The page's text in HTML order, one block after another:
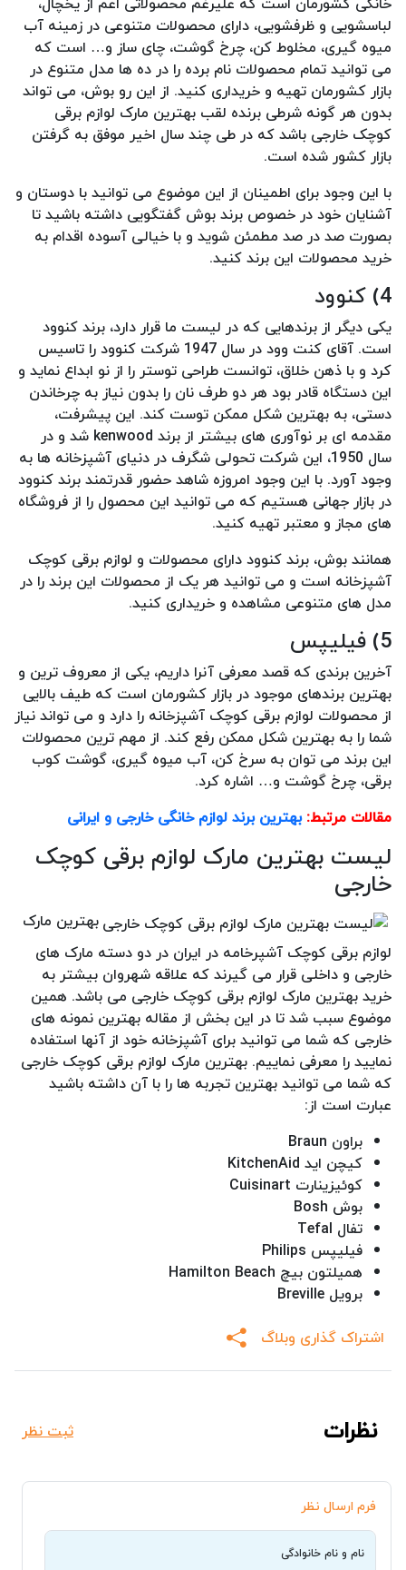
لباسشویی و ظرفشویی، دارای محصولات متنوعی در زمینه آب
میوه گیری، مخلوط کن، چرخ گوشت، چای ساز و… است که
می توانید تمام محصولات نام برده را در ده ها مدل متنوع در
بازار کشورمان تهیه و خریداری کنید. از این رو بوش، می تواند
بدون هر گونه شرطی برنده لقب بهترین مارک لوازم برقی
کوچک خارجی باشد که در طی چند سال اخیر موفق به گرفتن
بازار کشور شده است.
با این وجود برای اطمینان از این موضوع می توانید با دوستان و
آشنایان خود در خصوص برند بوش گفتگویی داشته باشید تا
بصورت صد در صد مطمئن شوید و با خیالی آسوده اقدام به
خرید محصولات این برند کنید.
4) کنوود
یکی دیگر از برندهایی که در لیست ما قرار دارد، برند کنوود
است. آقای کنت وود در سال 1947 شرکت کنوود را تاسیس
کرد و با ذهن خلاق، توانست طراحی توستر را از نو ابداع نماید و
این دستگاه قادر بود هر دو طرف نان را بدون نیاز به چرخاندن
دستی، به بهترین شکل ممکن توست کند. این پیشرفت،
مقدمه ای بر نوآوری های بیشتر از برند kenwood شد و در
سال 1950، این شرکت تحولی شگرف در دنیای آشپزخانه ها به
وجود آورد. با این وجود امروزه شاهد حضور قدرتمند برند کنوود
در بازار جهانی هستیم که می توانید این محصول را از فروشگاه
های مجاز و معتبر تهیه کنید.
همانند بوش، برند کنوود دارای محصولات و لوازم برقی کوچک
آشپزخانه است و می توانید هر یک از محصولات این برند را در
مدل های متنوعی مشاهده و خریداری کنید.
5) فیلیپس
آخرین برندی که قصد معرفی آنرا داریم، یکی از معروف ترین و
بهترین برندهای موجود در بازار کشورمان است که طیف بالایی
از محصولات لوازم برقی کوچک آشپزخانه را دارد و می تواند نیاز
شما را به بهترین شکل ممکن رفع کند. از مهم ترین محصولات
این برند می توان به سرخ کن، آب میوه گیری، گوشت کوب
برقی، چرخ گوشت و… اشاره کرد.
مقالات مرتبط: بهترین برند لوازم خانگی خارجی و ایرانی
لیست بهترین مارک لوازم برقی کوچک
خارجی
بهترین مارک
لوازم برقی کوچک آشپرخامه در ایران در دو دسته مارک های
خارجی و داخلی قرار می گیرند که علاقه شهروان بیشتر به
خرید بهترین مارک لوازم برقی کوچک خارجی می باشد. همین
موضوع سبب شد تا در این بخش از مقاله بهترین نمونه های
خارجی که شما می توانید برای آشپزخانه خود از آنها استفاده
نمایید را معرفی نماییم. بهترین مارک لوازم برقی کوچک خارجی
که شما می توانید بهترین تجربه ها را با آن داشته باشید
عبارت است از:
براون Braun
کیچن اید KitchenAid
کوئیزینارت Cuisinart
بوش Bosh
تفال Tefal
فیلیپس Philips
همیلتون بیچ Hamilton Beach
برویل Breville
اشتراک گذاری وبلاگ
نظرات ثبت نظر
فرم ارسال نظر
نام و نام خانوادگی